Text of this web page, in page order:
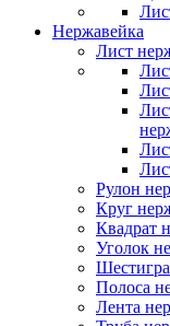
Нержавейка
Лист
Рулон
Круг
Квадрат
Уголок
Полоса
Лента